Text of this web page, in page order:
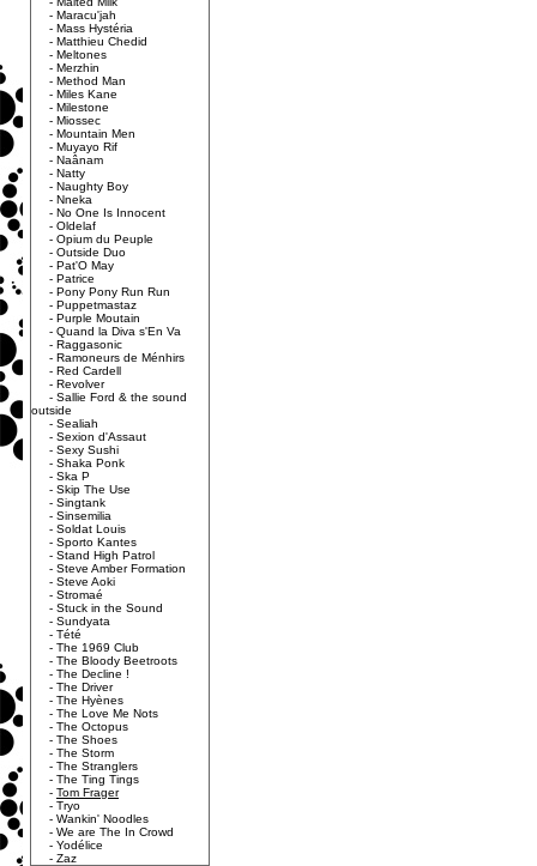
- Maracu'jah
- Mass Hystéria
- Matthieu Chedid
- Meltones
- Merzhin
- Method Man
- Miles Kane
- Milestone
- Miossec
- Mountain Men
- Muyayo Rif
- Naânam
- Natty
- Naughty Boy
- Nneka
- No One Is Innocent
- Oldelaf
- Opium du Peuple
- Outside Duo
- Pat'O May
- Patrice
- Pony Pony Run Run
- Puppetmastaz
- Purple Moutain
- Quand la Diva s'En Va
- Raggasonic
- Ramoneurs de Ménhirs
- Red Cardell
- Revolver
- Sallie Ford & the sound
outside
- Sealiah
- Sexion d'Assaut
- Sexy Sushi
- Shaka Ponk
- Ska P
- Skip The Use
- Singtank
- Sinsemilia
- Soldat Louis
- Sporto Kantes
- Stand High Patrol
- Steve Amber Formation
- Steve Aoki
- Stromaé
- Stuck in the Sound
- Sundyata
- Tété
- The 1969 Club
- The Bloody Beetroots
- The Decline !
- The Driver
- The Hyènes
- The Love Me Nots
- The Octopus
- The Shoes
- The Storm
- The Stranglers
- The Ting Tings
- Tom Frager
- Tryo
- Wankin' Noodles
- We are The In Crowd
- Yodélice
- Zaz